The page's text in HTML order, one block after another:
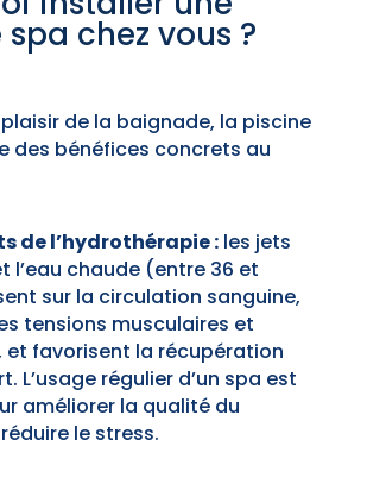
chez vous ?
de la baignade, la piscine
des bénéfices concrets au
de l’hydrothérapie :les jets
l’eau chaude (entre 36 et
sur la circulation sanguine,
tensions musculaires et
et favorisent la récupération
L’usage régulier d’un spa est
améliorer la qualité du
le stress.